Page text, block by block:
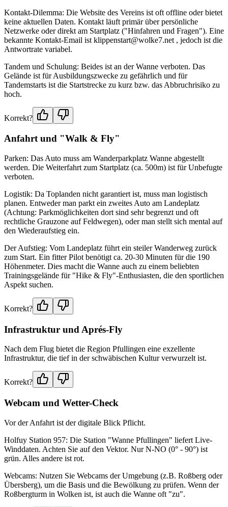
Kontakt-Dilemma: Die Website des Vereins ist oft offline oder bietet
keine aktuellen Daten. Kontakt läuft primär über persönliche
Netzwerke oder direkt am Startplatz ("Hinfahren und Fragen"). Eine
bekannte Kontakt-Email ist klippenstart@wolke7.net , jedoch ist die
Antwortrate variabel.
Tandem und Schulung: Beides ist an der Wanne verboten. Das
Gelände ist für Ausbildungszwecke zu gefährlich und für
Tandemstarts ist die Startstrecke zu kurz bzw. das Abbruchrisiko zu
hoch.
Korrekt?
Anfahrt und "Walk & Fly"
Parken: Das Auto muss am Wanderparkplatz Wanne abgestellt
werden. Die Weiterfahrt zum Startplatz (ca. 500m) ist für Unbefugte
verboten.
Logistik: Da Toplanden nicht garantiert ist, muss man logistisch
planen. Entweder man parkt ein zweites Auto am Landeplatz
(Achtung: Parkmöglichkeiten dort sind sehr begrenzt und oft
rechtliche Grauzone auf Feldwegen), oder man stellt sich mental auf
den Wiederaufstieg ein.
Der Aufstieg: Vom Landeplatz führt ein steiler Wanderweg zurück
zum Start. Ein fitter Pilot benötigt ca. 20-30 Minuten für die 190
Höhenmeter. Dies macht die Wanne auch zu einem beliebten
Trainingsgelände für "Hike & Fly"-Enthusiasten, die den sportlichen
Aspekt suchen.
Korrekt?
Infrastruktur und Aprés-Fly
Nach dem Flug bietet die Region Pfullingen eine exzellente
Infrastruktur, die tief in der schwäbischen Kultur verwurzelt ist.
Korrekt?
Webcam und Wetter-Check
Vor der Anfahrt ist der digitale Blick Pflicht.
Holfuy Station 957: Die Station "Wanne Pfullingen" liefert Live-
Winddaten. Achten Sie auf den Vektor. Nur N-NO (0° - 90°) ist
grün. Alles andere ist rot.
Webcams: Nutzen Sie Webcams der Umgebung (z.B. Roßberg oder
Übersberg), um die Basis und die Bewölkung zu prüfen. Wenn der
Roßbergturm in Wolken ist, ist auch die Wanne oft "zu".